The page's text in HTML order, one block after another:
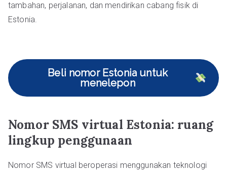
tambahan, perjalanan, dan mendirikan cabang fisik di
Estonia.
Beli nomor Estonia untuk
menelepon
Nomor SMS virtual Estonia: ruang
lingkup penggunaan
Nomor SMS virtual beroperasi menggunakan teknologi